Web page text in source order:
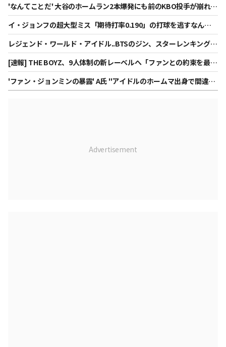
'なんてことだ' 大谷のホームラン2本爆発にも前のKBO投手が崩れる
なんて··· LADの6連敗の衝撃はどうなるのか
イ・ジョンフの超大型ミス「期待打率0.190」の打球を逃すなんて·
·· SF 9回裏のサヨナラ敗北 '4G連続ヒット'にも笑えなかった [SFレ
ビュー]
レジェンド・ワールド・アイドル..BTSのジン、スターレンキング男
性アイドル3位
[速報] THE BOYZ、9人体制の新レーベルへ「ファンとの約束を最優
先」
'ファン・ジョンミンの暴露' A氏 "アイドルのホームマ出身で間違い
ない..大きな意味のない恥を与えること" [インタビュー]